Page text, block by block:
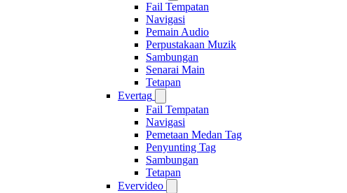
Fail Tempatan
Navigasi
Pemain Audio
Perpustakaan Muzik
Sambungan
Senarai Main
Tetapan
Evertag
Fail Tempatan
Navigasi
Pemetaan Medan Tag
Penyunting Tag
Sambungan
Tetapan
Evervideo